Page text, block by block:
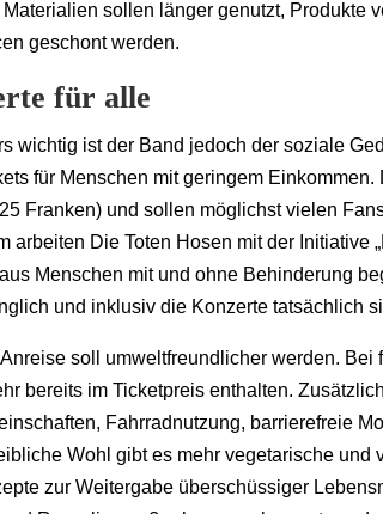
Materialien sollen länger genutzt, Produkte
geschont werden.
für alle
wichtig ist der Band jedoch der soziale
für Menschen mit geringem
Franken) und sollen möglichst vielen
arbeiten Die Toten Hosen mit der Initiative
Menschen mit und ohne Behinderung
und inklusiv die Konzerte tatsächlich
soll umweltfreundlicher werden. Bei
bereits im Ticketpreis enthalten.
Fahrradnutzung, barrierefreie
Wohl gibt es mehr vegetarische
zur Weitergabe überschüssiger